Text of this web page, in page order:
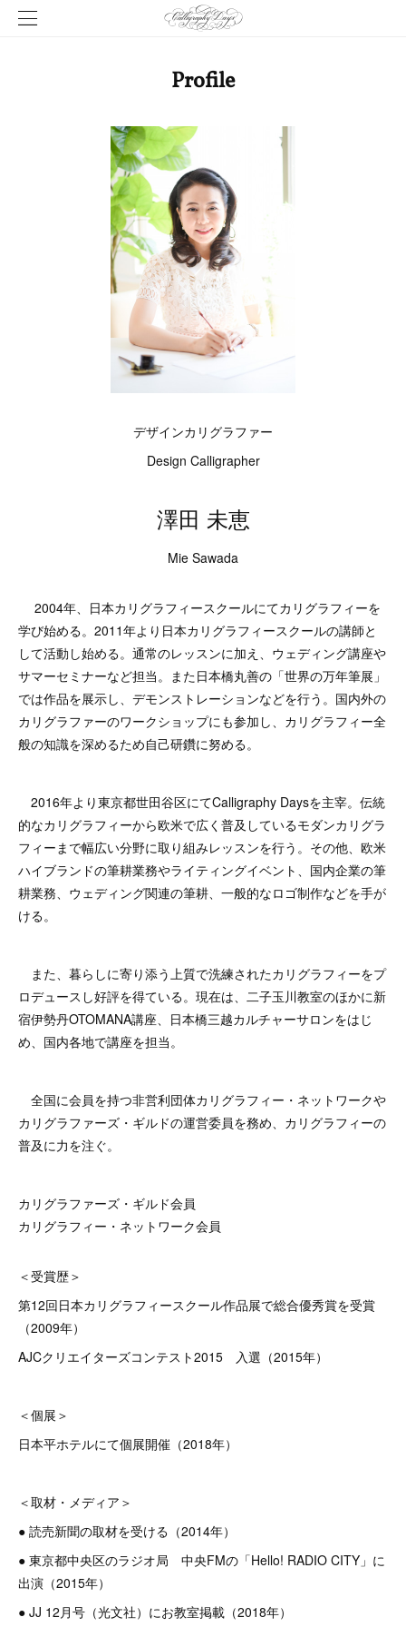
Profile
デザインカリグラファー
Design Calligrapher
澤田 未恵
Mie Sawada
2004年、日本カリグラフィースクールにてカリグラフィーを
学び始める。2011年より日本カリグラフィースクールの講師と
して活動し始める。通常のレッスンに加え、ウェディング講座や
サマーセミナーなど担当。また日本橋丸善の「世界の万年筆展」
では作品を展示し、デモンストレーションなどを行う。国内外の
カリグラファーのワークショップにも参加し、カリグラフィー全
般の知識を深めるため自己研鑽に努める。
2016年より東京都世田谷区にてCalligraphy Daysを主宰。伝統
的なカリグラフィーから欧米で広く普及しているモダンカリグラ
フィーまで幅広い分野に取り組みレッスンを行う。その他、欧米
ハイブランドの筆耕業務やライティングイベント、国内企業の筆
耕業務、ウェディング関連の筆耕、一般的なロゴ制作などを手が
ける。
また、暮らしに寄り添う上質で洗練されたカリグラフィーをプ
ロデュースし好評を得ている。現在は、二子玉川教室のほかに新
宿伊勢丹OTOMANA講座、日本橋三越カルチャーサロンをはじ
め、国内各地で講座を担当。
全国に会員を持つ非営利団体カリグラフィー・ネットワークや
カリグラファーズ・ギルドの運営委員を務め、カリグラフィーの
普及に力を注ぐ。
カリグラファーズ・ギルド会員
カリグラフィー・ネットワーク会員
＜受賞歴＞
第12回日本カリグラフィースクール作品展で総合優秀賞を受賞
（2009年）
AJCクリエイターズコンテスト2015 入選（2015年）
＜個展＞
日本平ホテルにて個展開催（2018年）
＜取材・メディア＞
● 読売新聞の取材を受ける（2014年）
● 東京都中央区のラジオ局 中央FMの「Hello! RADIO CITY」に
出演（2015年）
● JJ 12月号（光文社）にお教室掲載（2018年）